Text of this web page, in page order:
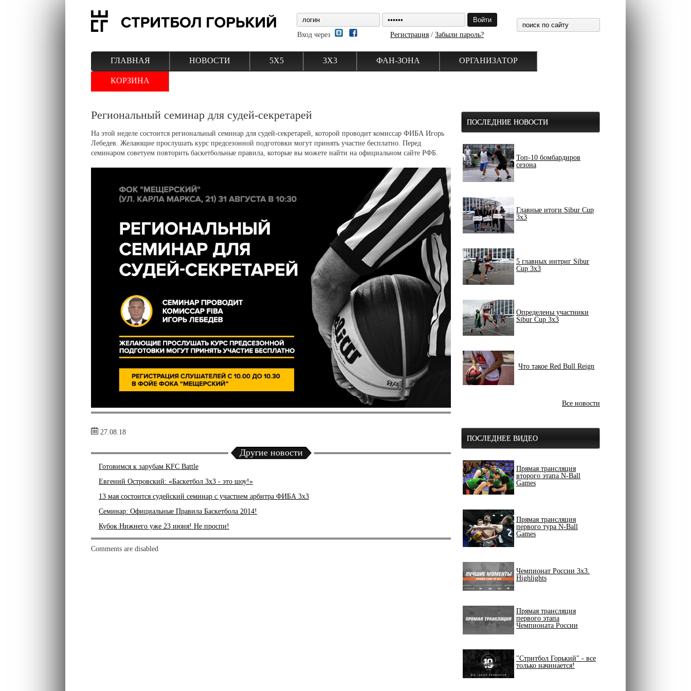
Вход через Регистрация / Забыли пароль?
ГЛАВНАЯ НОВОСТИ 5Х5 3Х3 ФАН-ЗОНА ОРГАНИЗАТОР
КОРЗИНА
Региональный семинар для судей-секретарей
На этой неделе состоится региональный семинар для судей-секретарей, которой проводит комиссар ФИБА Игорь
Лебедев. Желающие прослушать курс предсезонной подготовки могут принять участие бесплатно. Перед
семинаром советуем повторить баскетбольные правила, которые вы можете найти на официальном сайте РФБ.
27.08.18
Другие новости
Готовимся к зарубам KFC Battle
Евгений Островский: «Баскетбол 3х3 - это шоу!»
13 мая состоится судейский семинар с участием арбитра ФИБА 3х3
Семинар: Официальные Правила Баскетбола 2014!
Кубок Нижнего уже 23 июня! Не проспи!
Comments are disabled
ПОСЛЕДНИЕ НОВОСТИ
Топ-10 бомбардиров
сезона
Главные итоги Sibur Cup
3x3
5 главных интриг Sibur
Cup 3x3
Определены участники
Sibur Cup 3x3
Что такое Red Bull Reign
Все новости
ПОСЛЕДНЕЕ ВИДЕО
Прямая трансляция
второго этапа N-Ball
Games
Прямая трансляция
первого тура N-Ball
Games
Чемпионат России 3х3.
Highlights
Прямая трансляция
первого этапа
Чемпионата России
"Стритбол Горький" - все
только начинается!